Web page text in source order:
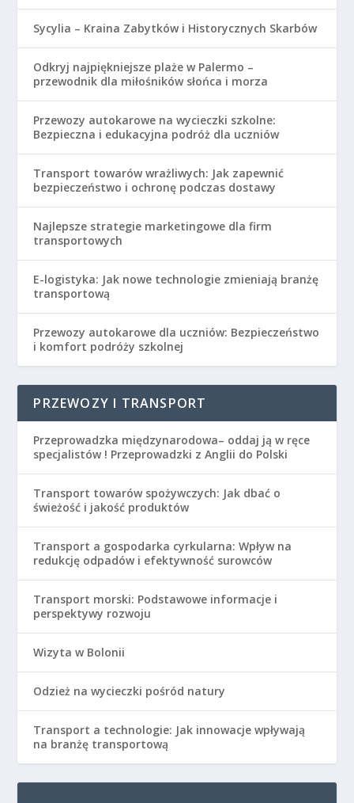
Sycylia – Kraina Zabytków i Historycznych Skarbów
Odkryj najpiękniejsze plaże w Palermo –
przewodnik dla miłośników słońca i morza
Przewozy autokarowe na wycieczki szkolne:
Bezpieczna i edukacyjna podróż dla uczniów
Transport towarów wrażliwych: Jak zapewnić
bezpieczeństwo i ochronę podczas dostawy
Najlepsze strategie marketingowe dla firm
transportowych
E-logistyka: Jak nowe technologie zmieniają branżę
transportową
Przewozy autokarowe dla uczniów: Bezpieczeństwo
i komfort podróży szkolnej
PRZEWOZY I TRANSPORT
Przeprowadzka międzynarodowa– oddaj ją w ręce
specjalistów ! Przeprowadzki z Anglii do Polski
Transport towarów spożywczych: Jak dbać o
świeżość i jakość produktów
Transport a gospodarka cyrkularna: Wpływ na
redukcję odpadów i efektywność surowców
Transport morski: Podstawowe informacje i
perspektywy rozwoju
Wizyta w Bolonii
Odzież na wycieczki pośród natury
Transport a technologie: Jak innowacje wpływają
na branżę transportową